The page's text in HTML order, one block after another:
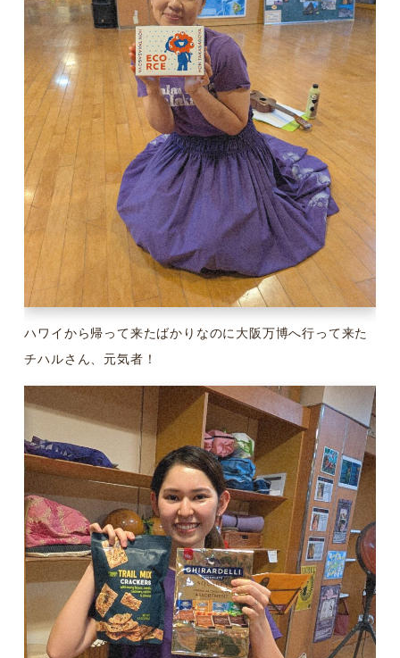
ハワイから帰って来たばかりなのに大阪万博へ行って来た
チハルさん、元気者！